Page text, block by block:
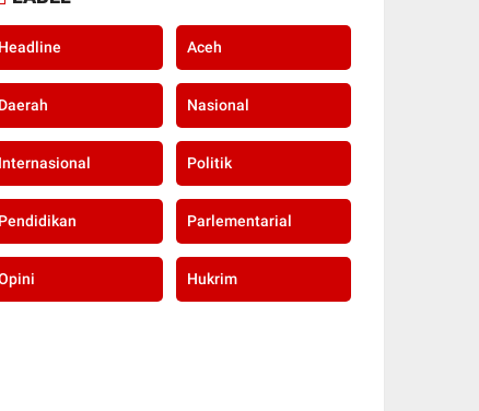
Headline Aceh
Daerah Nasional
Internasional Politik
Pendidikan Parlementarial
Hukrim